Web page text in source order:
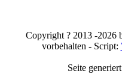
Copyright ? 2013 -2026
vorbehalten - Script:
Seite